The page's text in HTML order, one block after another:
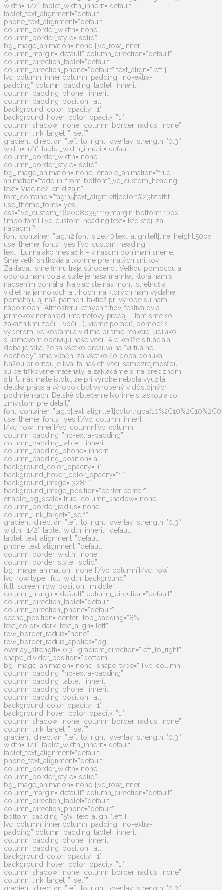
width=”1/2″ tablet_width_inherit=”default”
tablet_text_alignment=”default”
phone_text_alignment=”default”
column_border_width=”none”
column_border_style=”solid”
bg_image_animation=”none”][vc_row_inner
column_margin=”default” column_direction=”default”
column_direction_tablet=”default”
column_direction_phone=”default” text_align=”left”]
[vc_column_inner column_padding=”no-extra-
padding” column_padding_tablet=”inherit”
column_padding_phone=”inherit”
column_padding_position=”all”
background_color_opacity=”1″
background_hover_color_opacity=”1″
column_shadow=”none” column_border_radius=”none”
column_link_target=”_self”
gradient_direction=”left_to_right” overlay_strength=”0.3″
width=”1/1″ tablet_width_inherit=”default”
column_border_width=”none”
column_border_style=”solid”
bg_image_animation=”none” enable_animation=”true”
animation=”fade-in-from-bottom”][vc_custom_heading
text=”Viac než len dizajn”
font_container=”tag:h5|text_align:left|color:%23bfbfbf”
use_theme_fonts=”yes”
css=”.vc_custom_1620080351119{margin-bottom: 10px
!important;}”][vc_custom_heading text=”Kto stojí za
nápadmi?”
font_container=”tag:h2|font_size:40|text_align:left|line_height:50px”
use_theme_fonts=”yes”][vc_custom_heading
text=”Lunna ako mesiačik – v našom ponímaní snenie.
Sme veľkí snilkovia a tvoríme pre malých snilkov.
Zakladali sme firmu traja súrodenci. Veľkou pomocou a
oporou nám bola a stále je naša mamka, ktorá nám s
nadšením pomáha. Najviac ste nás mohli stretnúť a
vidieť na jarmokoch a trhoch, na ktorých nám výdatne
pomáhajú aj naši partneri, taktiež pri výrobe sú nám
nápomocní. Atmosféru letných trhov, festivalov a
jarmokov nenahradí internetový predaj – tam sme so
zákazníkmi zoči – voči :-), vieme poradiť, pomocť s
výberom, veľkosťami a vidíme priame reakcie ľudí ako
s úsmevom obdivujú naše veci.. Ale keďže situácia a
doba je taká, že sa všetko presúva na “virtuálne
obchody“ sme vďační za všetko čo doba ponúka.
Našou prioritou je kvalita naších veci, samozrejmosťou
sú certifikované materiály, a zakladáme si na precíznom
šití. U nás máte istotu, že pri výrobe nebola využitá
detská práca a výrobok bol vyrobený v dôstojných
podmienkach. Detské oblečenie tvorime s láskou a so
zmyslom pre detail.”
use_theme_fonts=”yes”][/vc_column_inner]
[/vc_row_inner][/vc_column][vc_column
column_padding=”no-extra-padding”
column_padding_tablet=”inherit”
column_padding_phone=”inherit”
column_padding_position=”all”
background_color_opacity=”1″
background_hover_color_opacity=”1″
background_image=”3281″
background_image_position=”center center”
enable_bg_scale=”true” column_shadow=”none”
column_border_radius=”none”
column_link_target=”_self”
gradient_direction=”left_to_right” overlay_strength=”0.3″
width=”1/2″ tablet_width_inherit=”default”
tablet_text_alignment=”default”
phone_text_alignment=”default”
column_border_width=”none”
column_border_style=”solid”
bg_image_animation=”none”][/vc_column][/vc_row]
[vc_row type=”full_width_background”
full_screen_row_position=”middle”
column_margin=”default” column_direction=”default”
column_direction_tablet=”default”
column_direction_phone=”default”
scene_position=”center” top_padding=”8%”
text_color=”dark” text_align=”left”
row_border_radius=”none”
row_border_radius_applies=”bg”
overlay_strength=”0.3″ gradient_direction=”left_to_right”
shape_divider_position=”bottom”
bg_image_animation=”none” shape_type=””][vc_column
column_padding=”no-extra-padding”
column_padding_tablet=”inherit”
column_padding_phone=”inherit”
column_padding_position=”all”
background_color_opacity=”1″
background_hover_color_opacity=”1″
column_shadow=”none” column_border_radius=”none”
column_link_target=”_self”
gradient_direction=”left_to_right” overlay_strength=”0.3″
width=”1/1″ tablet_width_inherit=”default”
tablet_text_alignment=”default”
phone_text_alignment=”default”
column_border_width=”none”
column_border_style=”solid”
bg_image_animation=”none”][vc_row_inner
column_margin=”default” column_direction=”default”
column_direction_tablet=”default”
column_direction_phone=”default”
bottom_padding=”5%” text_align=”left”]
[vc_column_inner column_padding=”no-extra-
padding” column_padding_tablet=”inherit”
column_padding_phone=”inherit”
column_padding_position=”all”
background_color_opacity=”1″
background_hover_color_opacity=”1″
column_shadow=”none” column_border_radius=”none”
column_link_target=”_self”
gradient_direction=”left_to_right” overlay_strength=”0.3″